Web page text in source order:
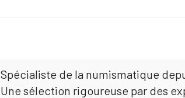
Spécialiste de la numismatique
Une sélection rigoureuse par des